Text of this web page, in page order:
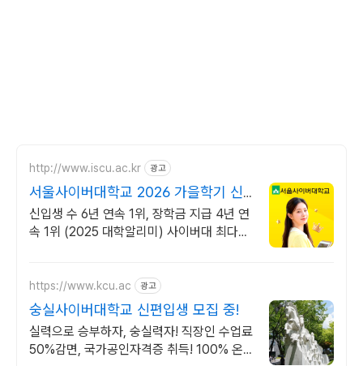
http://www.iscu.ac.kr 광고
서울사이버대학교 2026 가을학기 신
편입생
신입생 수 6년 연속 1위, 장학금 지급 4년 연
속 1위 (2025 대학알리미) 사이버대 최다모
https://www.kcu.ac 광고
숭실사이버대학교 신편입생 모집 중!
실력으로 승부하자, 숭실력자! 직장인 수업료
50%감면, 국가공인자격증 취득! 100% 온